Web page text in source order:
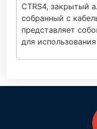
CTRS4, закрытый
собранный с
представляет
для